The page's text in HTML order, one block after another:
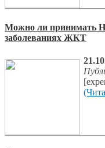
Можно ли принимать
заболеваниях ЖКТ